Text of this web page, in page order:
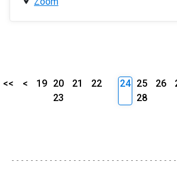
<< < 19 20 21
22
23
24 25 26
28